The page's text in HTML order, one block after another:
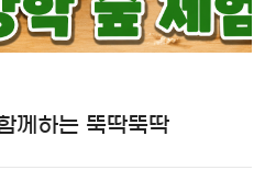
께하는 뚝딱뚝딱